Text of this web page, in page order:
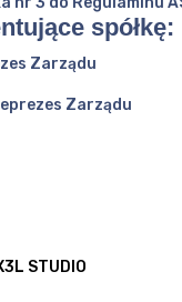
spółkę:
Zarządu
Zarządu
STUDIO